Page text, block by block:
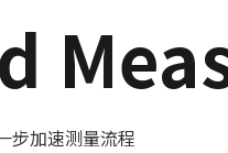
步加速测量流程